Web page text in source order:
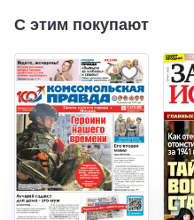
С этим покупают